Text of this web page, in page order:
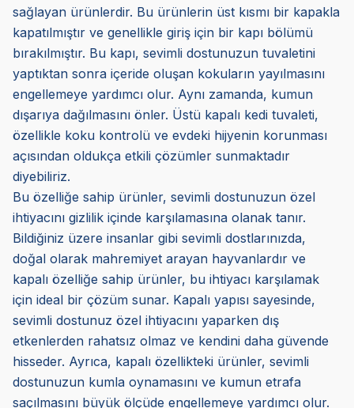
sağlayan ürünlerdir. Bu ürünlerin üst kısmı bir kapakla
kapatılmıştır ve genellikle giriş için bir kapı bölümü
bırakılmıştır. Bu kapı, sevimli dostunuzun tuvaletini
yaptıktan sonra içeride oluşan kokuların yayılmasını
engellemeye yardımcı olur. Aynı zamanda, kumun
dışarıya dağılmasını önler. Üstü kapalı kedi tuvaleti,
özellikle koku kontrolü ve evdeki hijyenin korunması
açısından oldukça etkili çözümler sunmaktadır
diyebiliriz.
Bu özelliğe sahip ürünler, sevimli dostunuzun özel
ihtiyacını gizlilik içinde karşılamasına olanak tanır.
Bildiğiniz üzere insanlar gibi sevimli dostlarınızda,
doğal olarak mahremiyet arayan hayvanlardır ve
kapalı özelliğe sahip ürünler, bu ihtiyacı karşılamak
için ideal bir çözüm sunar. Kapalı yapısı sayesinde,
sevimli dostunuz özel ihtiyacını yaparken dış
etkenlerden rahatsız olmaz ve kendini daha güvende
hisseder. Ayrıca, kapalı özellikteki ürünler, sevimli
dostunuzun kumla oynamasını ve kumun etrafa
saçılmasını büyük ölçüde engellemeye yardımcı olur.